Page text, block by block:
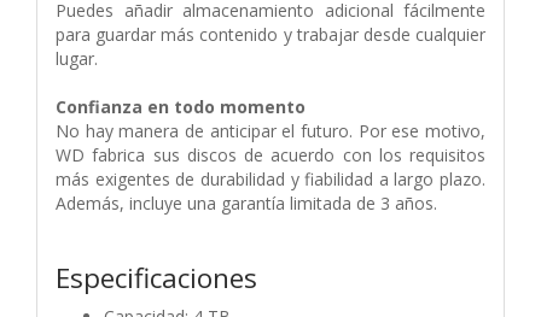
Puedes añadir almacenamiento adicional fácilmente
para guardar más contenido y trabajar desde cualquier
lugar.
Confianza en todo momento
No hay manera de anticipar el futuro. Por ese motivo,
WD fabrica sus discos de acuerdo con los requisitos
más exigentes de durabilidad y fiabilidad a largo plazo.
Además, incluye una garantía limitada de 3 años.
Especificaciones